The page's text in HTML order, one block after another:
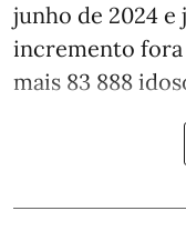
junho de 2024
incremento fora
mais 83 888